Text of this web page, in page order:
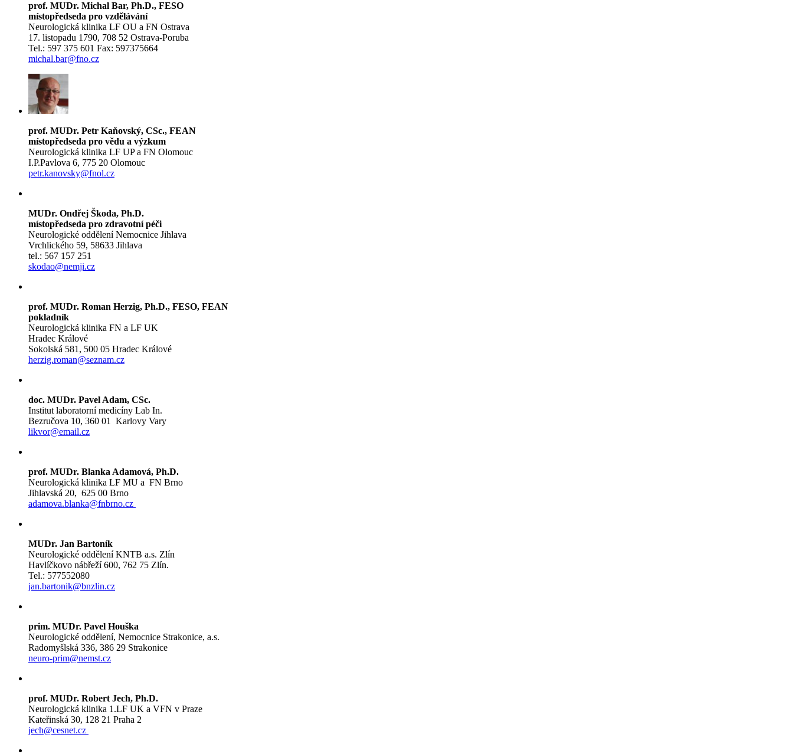
prof. MUDr. Michal Bar, Ph.D., FESO
místopředseda pro vzdělávání
Neurologická klinika LF OU a FN Ostrava
17. listopadu 1790, 708 52 Ostrava-Poruba
Tel.: 597 375 601 Fax: 597375664
michal.bar@fno.cz
prof. MUDr. Petr Kaňovský, CSc., FEAN
místopředseda pro vědu a výzkum
Neurologická klinika LF UP a FN Olomouc
I.P.Pavlova 6, 775 20 Olomouc
petr.kanovsky@fnol.cz
MUDr. Ondřej Škoda, Ph.D.
místopředseda pro zdravotní péči
Neurologické oddělení Nemocnice Jihlava
Vrchlického 59, 58633 Jihlava
tel.: 567 157 251
skodao@nemji.cz
prof. MUDr. Roman Herzig, Ph.D., FESO, FEAN
pokladník
Neurologická klinika FN a LF UK
Hradec Králové
Sokolská 581, 500 05 Hradec Králové
herzig.roman@seznam.cz
doc. MUDr. Pavel Adam, CSc.
Institut laboratorní medicíny Lab In.
Bezručova 10, 360 01 Karlovy Vary
likvor@email.cz
prof. MUDr. Blanka Adamová, Ph.D.
Neurologická klinika LF MU a FN Brno
Jihlavská 20, 625 00 Brno
adamova.blanka@fnbrno.cz
MUDr. Jan Bartoník
Neurologické oddělení KNTB a.s. Zlín
Havlíčkovo nábřeží 600, 762 75 Zlín.
Tel.: 577552080
jan.bartonik@bnzlin.cz
prim. MUDr. Pavel Houška
Neurologické oddělení, Nemocnice Strakonice, a.s.
Radomyšlská 336, 386 29 Strakonice
neuro-prim@nemst.cz
prof. MUDr. Robert Jech, Ph.D.
Neurologická klinika 1.LF UK a VFN v Praze
Kateřinská 30, 128 21 Praha 2
jech@cesnet.cz